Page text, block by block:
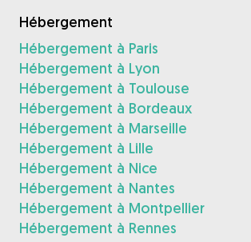
Hébergement
Hébergement à Paris
Hébergement à Lyon
Hébergement à Toulouse
Hébergement à Bordeaux
Hébergement à Marseille
Hébergement à Lille
Hébergement à Nice
Hébergement à Nantes
Hébergement à Montpellier
Hébergement à Rennes